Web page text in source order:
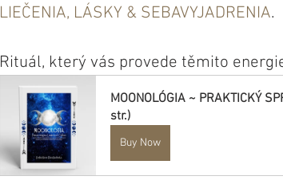
LIEČENIA, LÁSKY & SEBAVYJADRENIA.
Rituál, který vás provede těmito
MOONOLÓGIA ~ PRAKTICKÝ
str.)
Buy Now